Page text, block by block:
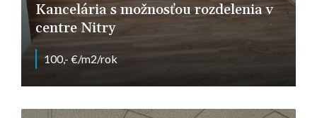
Kancelária s možnosťou rozdelenia v
centre Nitry
100,- €/m2/rok